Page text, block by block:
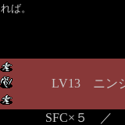
ば。
LV13 ニン
SFC×５ ／